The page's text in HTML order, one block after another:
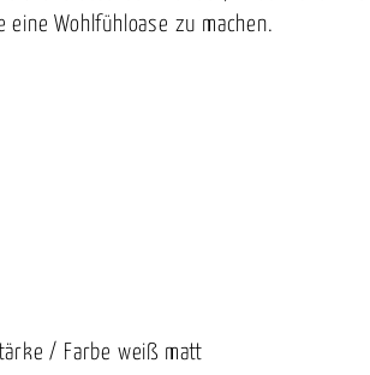
Wohlfühloase zu machen.
/ Farbe weiß matt